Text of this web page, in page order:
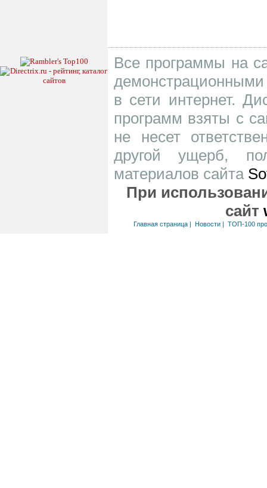
Все программы на
в сети интернет.
программ взяты с
не несет
другой ущерб,
материалов сайта
При
сайт
Главная страница| Новости| ТОП-100